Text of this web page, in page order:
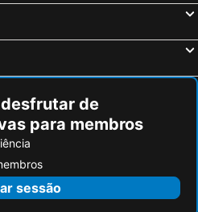
de
para membros
sessão